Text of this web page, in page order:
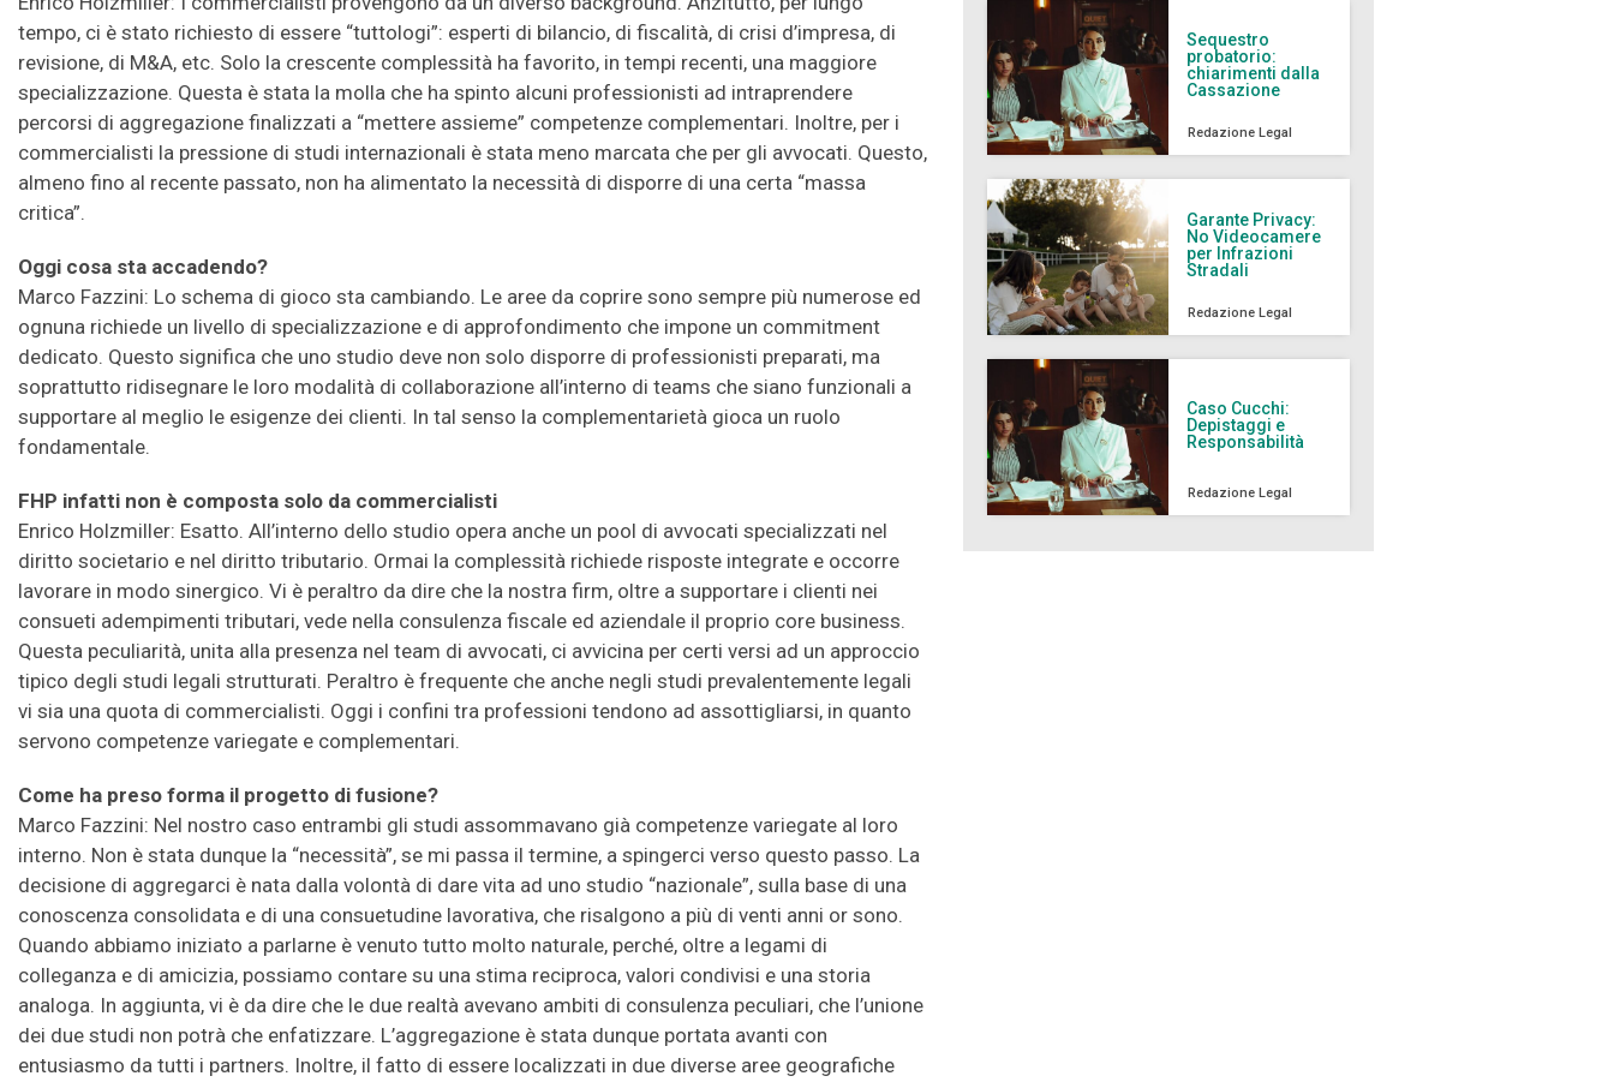
tempo, ci è stato richiesto di essere “tuttologi”: esperti di bilancio, di fiscalità, di crisi d’impresa, di
revisione, di M&A, etc. Solo la crescente complessità ha favorito, in tempi recenti, una maggiore
specializzazione. Questa è stata la molla che ha spinto alcuni professionisti ad intraprendere
percorsi di aggregazione finalizzati a “mettere assieme” competenze complementari. Inoltre, per i
commercialisti la pressione di studi internazionali è stata meno marcata che per gli avvocati. Questo,
almeno fino al recente passato, non ha alimentato la necessità di disporre di una certa “massa
critica”.
Oggi cosa sta accadendo?
Marco Fazzini: Lo schema di gioco sta cambiando. Le aree da coprire sono sempre più numerose ed
ognuna richiede un livello di specializzazione e di approfondimento che impone un commitment
dedicato. Questo significa che uno studio deve non solo disporre di professionisti preparati, ma
soprattutto ridisegnare le loro modalità di collaborazione all’interno di teams che siano funzionali a
supportare al meglio le esigenze dei clienti. In tal senso la complementarietà gioca un ruolo
fondamentale.
FHP infatti non è composta solo da commercialisti
Enrico Holzmiller: Esatto. All’interno dello studio opera anche un pool di avvocati specializzati nel
diritto societario e nel diritto tributario. Ormai la complessità richiede risposte integrate e occorre
lavorare in modo sinergico. Vi è peraltro da dire che la nostra firm, oltre a supportare i clienti nei
consueti adempimenti tributari, vede nella consulenza fiscale ed aziendale il proprio core business.
Questa peculiarità, unita alla presenza nel team di avvocati, ci avvicina per certi versi ad un approccio
tipico degli studi legali strutturati. Peraltro è frequente che anche negli studi prevalentemente legali
vi sia una quota di commercialisti. Oggi i confini tra professioni tendono ad assottigliarsi, in quanto
servono competenze variegate e complementari.
Come ha preso forma il progetto di fusione?
Marco Fazzini: Nel nostro caso entrambi gli studi assommavano già competenze variegate al loro
interno. Non è stata dunque la “necessità”, se mi passa il termine, a spingerci verso questo passo. La
decisione di aggregarci è nata dalla volontà di dare vita ad uno studio “nazionale”, sulla base di una
conoscenza consolidata e di una consuetudine lavorativa, che risalgono a più di venti anni or sono.
Quando abbiamo iniziato a parlarne è venuto tutto molto naturale, perché, oltre a legami di
colleganza e di amicizia, possiamo contare su una stima reciproca, valori condivisi e una storia
analoga. In aggiunta, vi è da dire che le due realtà avevano ambiti di consulenza peculiari, che l’unione
dei due studi non potrà che enfatizzare. L’aggregazione è stata dunque portata avanti con
entusiasmo da tutti i partners. Inoltre, il fatto di essere localizzati in due diverse aree geografiche
Sequestro
probatorio:
chiarimenti dalla
Cassazione
Redazione Legal
Garante Privacy:
No Videocamere
per Infrazioni
Stradali
Redazione Legal
Caso Cucchi:
Depistaggi e
Responsabilità
Redazione Legal